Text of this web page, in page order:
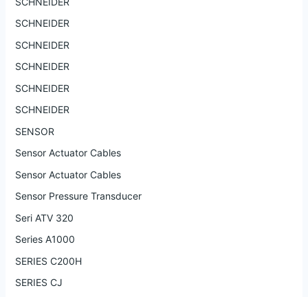
SCHNEIDER
SCHNEIDER
SCHNEIDER
SCHNEIDER
SCHNEIDER
SENSOR
Sensor Actuator Cables
Sensor Actuator Cables
Sensor Pressure Transducer
Seri ATV 320
Series A1000
SERIES C200H
SERIES CJ